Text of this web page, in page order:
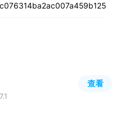
查看